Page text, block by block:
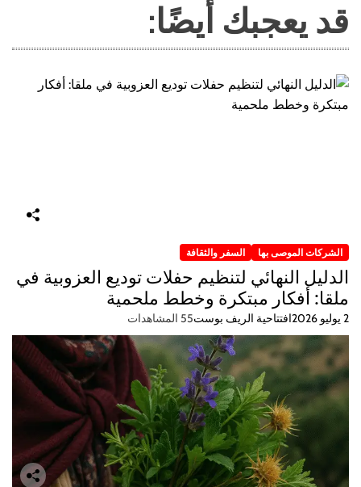
قد يعجبك أيضًا:
الشركات الموصى بها السفر والثقافة
الدليل النهائي لتنظيم حفلات توديع العزوبية في
ملقا: أفكار مبتكرة وخطط ملحمية
2 يوليو 2026 افتتاحية الريف بوست55 المشاهدات